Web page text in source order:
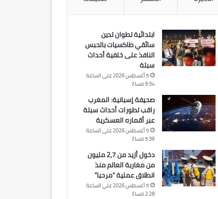
ابتدائية تطوان تدين
سائقي طاكسيات بالحبس
النافذ على خلفية أحداث
سبتة
5 أغسطس 2026 على الساعة
9:34 مساءً
صحيفة إسبانية: المغرب
راقب تطورات أحداث سبتة
عبر أقماره العسكرية
5 أغسطس 2026 على الساعة
5:36 مساءً
دخول أزيد من 2,7 مليون
من مغاربة العالم منذ
انطلاق عملية “مرحبا”
5 أغسطس 2026 على الساعة
2:28 مساءً